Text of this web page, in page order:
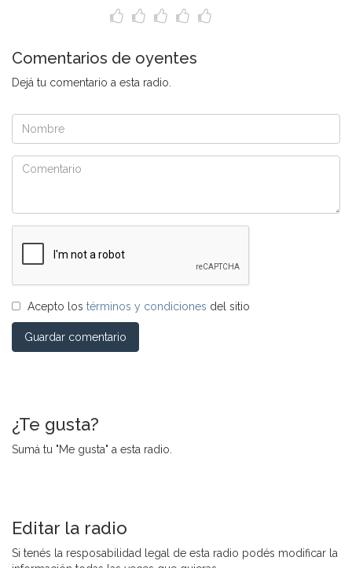
Comentarios de oyentes
Dejá tu comentario a esta radio.
Acepto los términos y condiciones del sitio
Guardar comentario
¿Te gusta?
Sumá tu "Me gusta" a esta radio.
Editar la radio
Si tenés la resposabilidad legal de esta radio podés modificar la